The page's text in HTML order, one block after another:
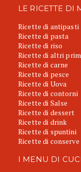
LE RICETTE DI
Ricette di antipasti
Ricette di pasta
Ricette di riso
Ricette di altri
Ricette di carne
Ricette di pesce
Ricette di Uova
Ricette di contorni
Ricette di Salse
Ricette di dessert
Ricette di drink
Ricette di spuntini
Ricette di conserve
I MENU DI